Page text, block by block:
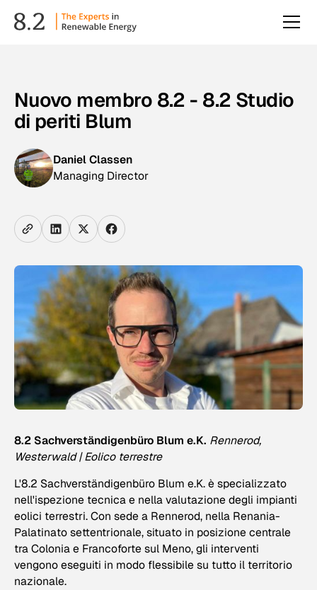
Nuovo membro 8.2 - 8.2 Studio
di periti Blum
Daniel Classen
Managing Director
8.2 Sachverständigenbüro Blum e.K. Rennerod,
Westerwald | Eolico terrestre
L'8.2 Sachverständigenbüro Blum e.K. è specializzato
nell'ispezione tecnica e nella valutazione degli impianti
eolici terrestri. Con sede a Rennerod, nella Renania-
Palatinato settentrionale, situato in posizione centrale
tra Colonia e Francoforte sul Meno, gli interventi
vengono eseguiti in modo flessibile su tutto il territorio
nazionale.